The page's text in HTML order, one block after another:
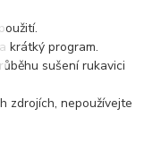
krátký program.
sušení rukavici
zdrojích, nepoužívejte